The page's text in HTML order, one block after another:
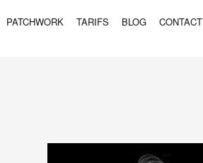
PATCHWORK TARIFS BLOG CONTACT